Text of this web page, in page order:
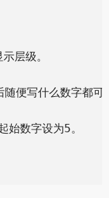
层级。
便写什么数字都可
数字设为5。